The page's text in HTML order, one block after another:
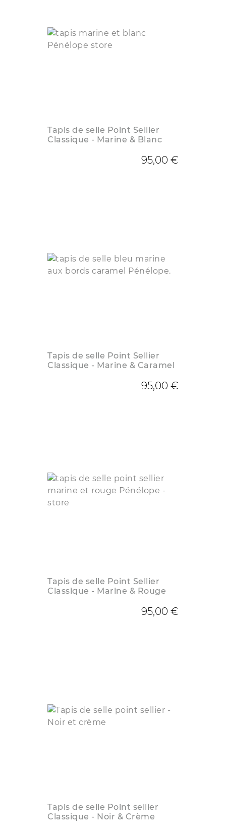
Tapis de selle Point Sellier
Classique - Marine & Blanc
95,00 €
Tapis de selle Point Sellier
Classique - Marine & Caramel
95,00 €
Tapis de selle Point Sellier
Classique - Marine & Rouge
95,00 €
Tapis de selle Point sellier
Classique - Noir & Crème